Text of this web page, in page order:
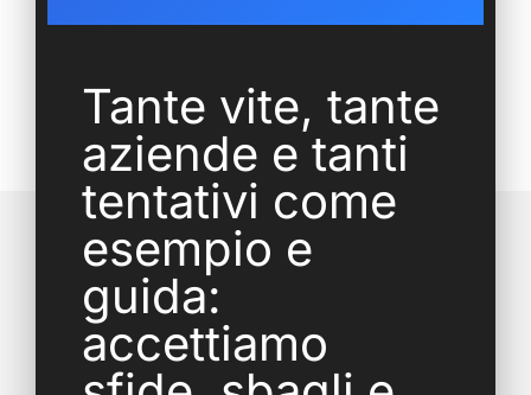
Tante vite, tante
aziende e tanti
tentativi come
esempio e
guida:
accettiamo